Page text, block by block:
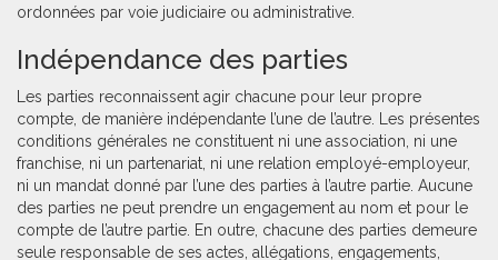
ordonnées par voie judiciaire ou administrative.
Indépendance des parties
Les parties reconnaissent agir chacune pour leur propre
compte, de manière indépendante l’une de l’autre. Les présentes
conditions générales ne constituent ni une association, ni une
franchise, ni un partenariat, ni une relation employé-employeur,
ni un mandat donné par l’une des parties à l’autre partie. Aucune
des parties ne peut prendre un engagement au nom et pour le
compte de l’autre partie. En outre, chacune des parties demeure
seule responsable de ses actes, allégations, engagements,